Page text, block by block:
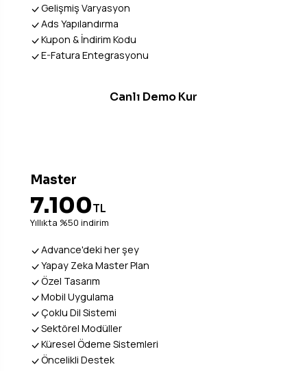
Gelişmiş Varyasyon
Ads Yapılandırma
Kupon & İndirim Kodu
E-Fatura Entegrasyonu
Canlı Demo Kur
Master
7.100TL
Yıllıkta %50 indirim
Advance'deki her şey
Yapay Zeka Master Plan
Özel Tasarım
Mobil Uygulama
Çoklu Dil Sistemi
Sektörel Modüller
Küresel Ödeme Sistemleri
Öncelikli Destek